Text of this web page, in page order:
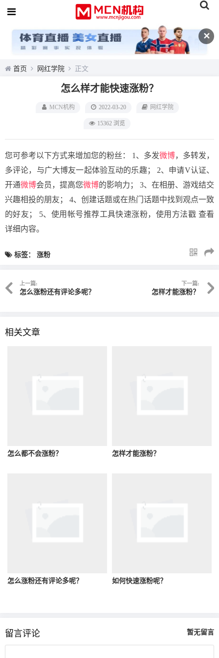
✕
首页 网红学院 正文
怎么样才能快速涨粉？
MCN机构 2022-03-20 网红学院
15362 浏览
您可参考以下方式来增加您的粉丝： 1、多发微博，多转发，
多评论，与广大博友一起体验互动的乐趣； 2、申请V认证、
开通微博会员，提高您微博的影响力； 3、在相册、游戏结交
兴趣相投的朋友； 4、创建话题或在热门话题中找到观点一致
的好友； 5、使用帐号推荐工具快速涨粉，使用方法戳 查看
详细内容。
标签： 涨粉
上一篇:
怎么涨粉还有评论多呢？
下一篇:
怎样才能涨粉？
相关文章
怎么都不会涨粉？ 怎样才能涨粉？
怎么涨粉还有评论多呢？ 如何快速涨粉呢？
留言评论 暂无留言